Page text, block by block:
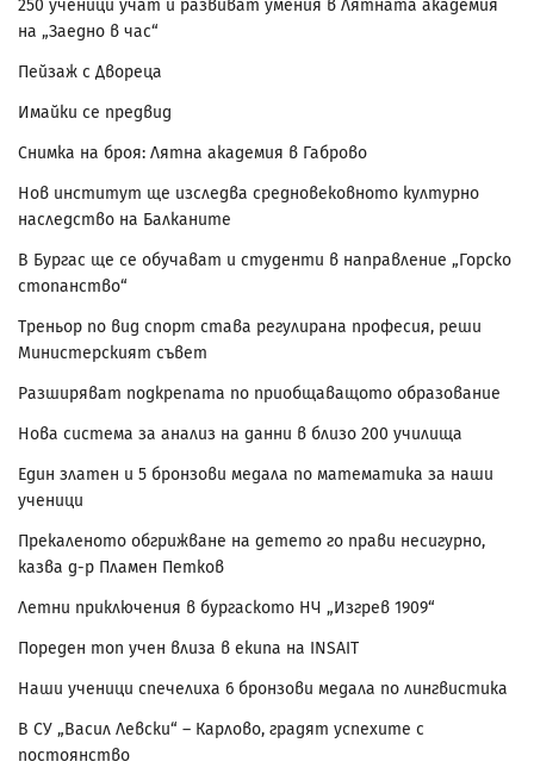
250 ученици учат и развиват умения в Лятната академия
на „Заедно в час“
Пейзаж с Двореца
Имайки се предвид
Снимка на броя: Лятна академия в Габрово
Нов институт ще изследва средновековното културно
наследство на Балканите
В Бургас ще се обучават и студенти в направление „Горско
стопанство“
Треньор по вид спорт става регулирана професия, реши
Министерският съвет
Разширяват подкрепата по приобщаващото образование
Нова система за анализ на данни в близо 200 училища
Един златен и 5 бронзови медала по математика за наши
ученици
Прекаленото обгрижване на детето го прави несигурно,
казва д-р Пламен Петков
Летни приключения в бургаското НЧ „Изгрев 1909“
Пореден топ учен влиза в екипа на INSAIT
Наши ученици спечелиха 6 бронзови медала по лингвистика
В СУ „Васил Левски“ – Карлово, градят успехите с
постоянство